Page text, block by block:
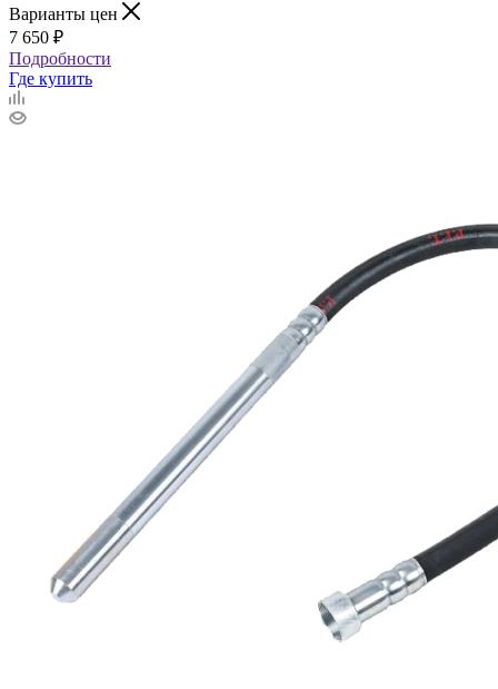
Варианты цен
7 650 ₽
Подробности
Где купить